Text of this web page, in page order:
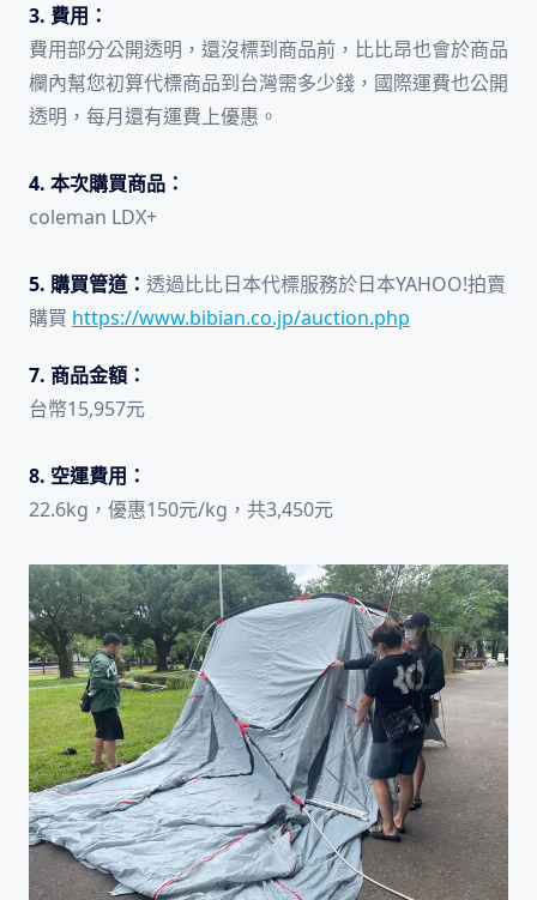
3. 費用：
費用部分公開透明，還沒標到商品前，比比昂也會於商品
欄內幫您初算代標商品到台灣需多少錢，國際運費也公開
透明，每月還有運費上優惠。
4. 本次購買商品：
coleman LDX+
5. 購買管道： 透過比比日本代標服務於日本YAHOO!拍賣
購買 https://www.bibian.co.jp/auction.php
7. 商品金額：
台幣15,957元
8. 空運費用：
22.6kg，優惠150元/kg，共3,450元